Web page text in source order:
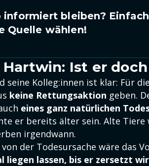
informiert bleiben? Einfach
Quelle wählen!
Ist er
seine Kolleg:innen ist klar: Für
keine Rettungsaktion geben.
eines ganz natürlichen
er bereits älter sein. Alte Tiere
irgendwann.
der Todesursache wäre das
liegen lassen, bis er zersetzt